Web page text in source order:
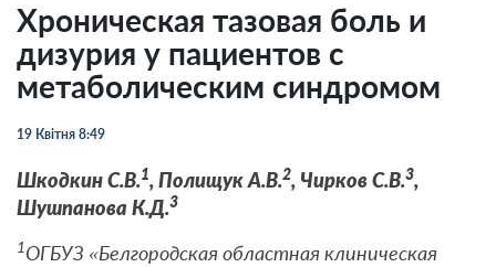
Хроническая тазовая боль и
дизурия у пациентов с
метаболическим синдромом
19 Квітня 8:49
Шкодкин С.В.1, Полищук А.В.2, Чирков С.В.3,
Шушпанова К.Д.3
1ОГБУЗ «Белгородская областная клиническая